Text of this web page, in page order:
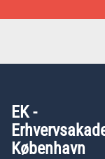
EK -
København